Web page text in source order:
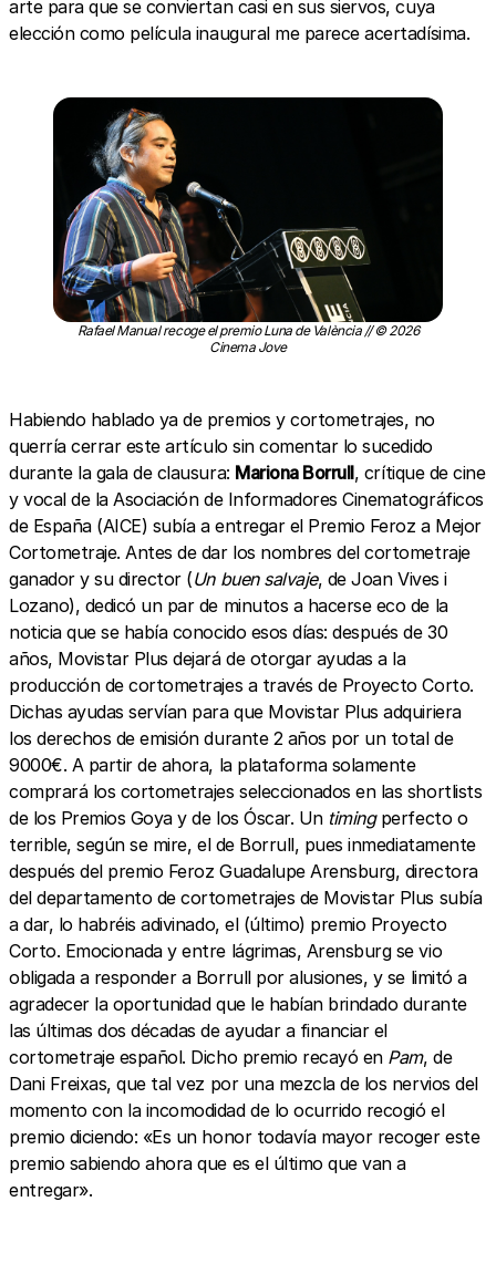
arte para que se conviertan casi en sus siervos, cuya
elección como película inaugural me parece acertadísima.
Rafael Manual recoge el premio Luna de València // © 2026
Cinema Jove
Habiendo hablado ya de premios y cortometrajes, no
querría cerrar este artículo sin comentar lo sucedido
durante la gala de clausura: Mariona Borrull, crítique de cine
y vocal de la Asociación de Informadores Cinematográficos
de España (AICE) subía a entregar el Premio Feroz a Mejor
Cortometraje. Antes de dar los nombres del cortometraje
ganador y su director (Un buen salvaje, de Joan Vives i
Lozano), dedicó un par de minutos a hacerse eco de la
noticia que se había conocido esos días: después de 30
años, Movistar Plus dejará de otorgar ayudas a la
producción de cortometrajes a través de Proyecto Corto.
Dichas ayudas servían para que Movistar Plus adquiriera
los derechos de emisión durante 2 años por un total de
9000€. A partir de ahora, la plataforma solamente
comprará los cortometrajes seleccionados en las shortlists
de los Premios Goya y de los Óscar. Un timingperfecto o
terrible, según se mire, el de Borrull, pues inmediatamente
después del premio Feroz Guadalupe Arensburg, directora
del departamento de cortometrajes de Movistar Plus subía
a dar, lo habréis adivinado, el (último) premio Proyecto
Corto. Emocionada y entre lágrimas, Arensburg se vio
obligada a responder a Borrull por alusiones, y se limitó a
agradecer la oportunidad que le habían brindado durante
las últimas dos décadas de ayudar a financiar el
cortometraje español. Dicho premio recayó en Pam, de
Dani Freixas, que tal vez por una mezcla de los nervios del
momento con la incomodidad de lo ocurrido recogió el
premio diciendo: «Es un honor todavía mayor recoger este
premio sabiendo ahora que es el último que van a
entregar».